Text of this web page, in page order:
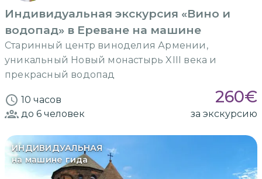
Индивидуальная экскурсия «Вино и
водопад» в Ереване на машине
Старинный центр виноделия Армении,
уникальный Новый монастырь XIII века и
прекрасный водопад
10 часов 260€
до 6 человек за экскурсию
ИНДИВИДУАЛЬНАЯ
на машине гида